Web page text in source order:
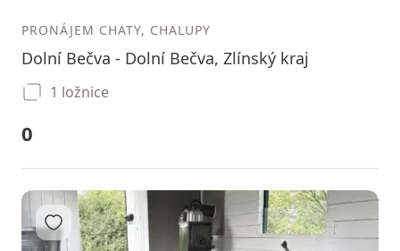
PRONÁJEM CHATY, CHALUPY
Dolní Bečva - Dolní Bečva, Zlínský kraj
1 ložnice
0
Přidat do oblíbených